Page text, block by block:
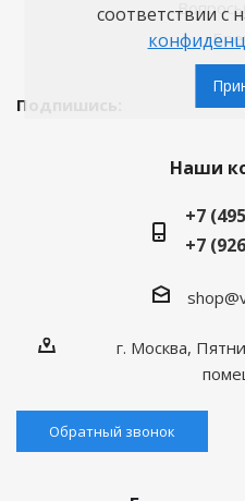
Подпишись:
Наши
+7
+7
г. Москва,
Обратный звонок
соответствии с